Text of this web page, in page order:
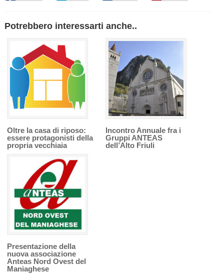
Potrebbero interessarti anche..
Oltre la casa di riposo:
essere protagonisti della
propria vecchiaia
Incontro Annuale fra i
Gruppi ANTEAS
dell’Alto Friuli
Presentazione della
nuova associazione
Anteas Nord Ovest del
Maniaghese